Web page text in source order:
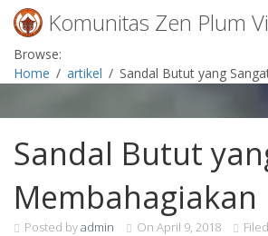
Skip
content
Komunitas Zen Plum
Browse:
Home
artikel Sandal Butut yang
Sandal Butut
Membahagiakan
Posted byadmin On April 9, 2018